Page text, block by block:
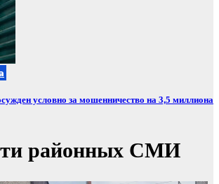
условно за мошенничество на 3,5 миллиона